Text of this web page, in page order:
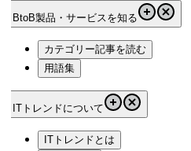
BtoB製品・サービスを知る
カテゴリー記事を読む
用語集
ITトレンドについて
ITトレンドとは